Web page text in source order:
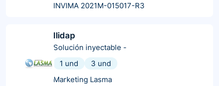
INVIMA 2021M-015017-R3
Ilidap
Solución inyectable -
1 und
3 und
Marketing Lasma